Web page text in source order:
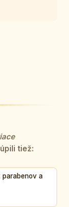
tiež:
parabenov a